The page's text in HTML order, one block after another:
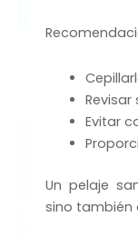
Evitar
Un pelaje
sino también